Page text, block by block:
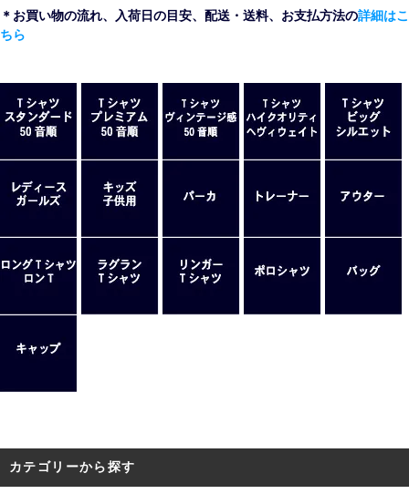
＊お買い物の流れ、入荷日の目安、配送・送料、お支払方法の詳細はこ
ちら
カテゴリーから探す